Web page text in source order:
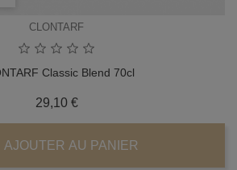
CLONTARF
Classic Blend 70cl
29,10 €Prix
AJOUTER AU PANIER